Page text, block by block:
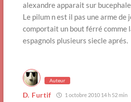
alexandre apparait sur
Le pilum n est il pas une arme de
comportait un bout férré comme
espagnols plusieurs siecle aprés.
Auteur
D. Furtif 1 octobre 2010 14 h 52 min